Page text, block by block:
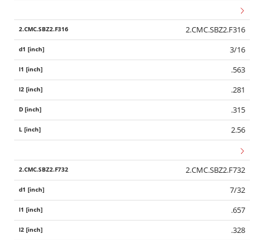
2.CMC.SBZ2.F316
3/16
.563
.281
.315
2.56
2.CMC.SBZ2.F732
7/32
.657
.328